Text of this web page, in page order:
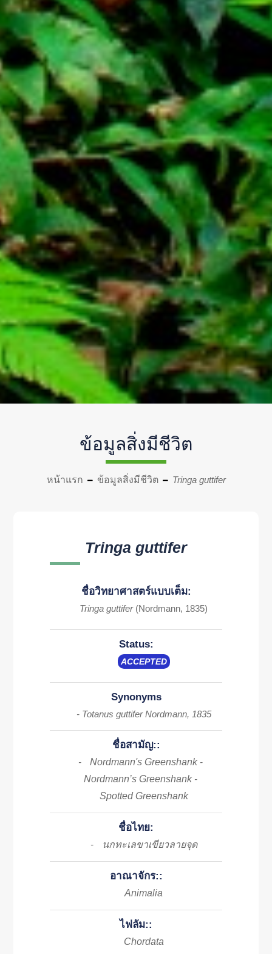
ข้อมูลสิ่งมีชีวิต
หน้าแรก ข้อมูลสิ่งมีชีวิต Tringa guttifer
Tringa guttifer
ชื่อวิทยาศาสตร์แบบเต็ม:
Tringa guttifer (Nordmann, 1835)
Status:
ACCEPTED
Synonyms
- Totanus guttifer Nordmann, 1835
ชื่อสามัญ::
- Nordmann's Greenshank -
Nordmann’s Greenshank -
Spotted Greenshank
ชื่อไทย:
- นกทะเลขาเขียวลายจุด
อาณาจักร::
Animalia
ไฟลัม::
Chordata